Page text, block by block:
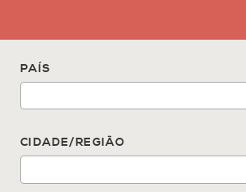
PAÍS
CIDADE/REGIÃO